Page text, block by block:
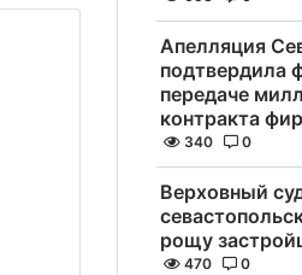
Апелляция
подтвердила
передаче
контракта
340 0
Верховный
рощу
470 0